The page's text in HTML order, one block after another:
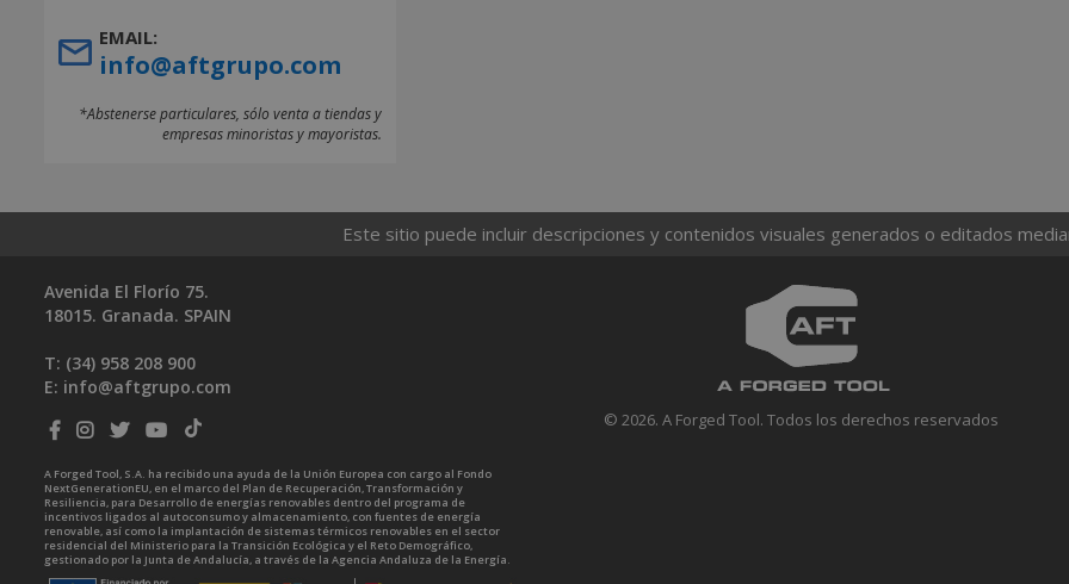
EMAIL:
info@aftgrupo.com
*Abstenerse particulares, sólo venta a tiendas y
empresas minoristas y mayoristas.
Este sitio puede incluir descripciones y contenidos visuales generados o editados
© 2026. A Forged Tool. Todos los derechos reservados
Avenida El Florío 75.
18015. Granada. SPAIN
T: (34) 958 208 900
E: info@aftgrupo.com
A Forged Tool, S.A. ha recibido una ayuda de la Unión Europea con cargo al Fondo
NextGenerationEU, en el marco del Plan de Recuperación, Transformación y
Resiliencia, para Desarrollo de energías renovables dentro del programa de
incentivos ligados al autoconsumo y almacenamiento, con fuentes de energía
renovable, así como la implantación de sistemas térmicos renovables en el sector
residencial del Ministerio para la Transición Ecológica y el Reto Demográfico,
gestionado por la Junta de Andalucía, a través de la Agencia Andaluza de la Energía.